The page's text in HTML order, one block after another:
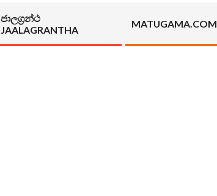
ජාලග්‍රන්ථ
JAALAGRANTHA
MATUGAMA.COM